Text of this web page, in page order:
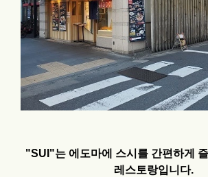
"SUI"는 에도마에 스시를 간편하게
레스토랑입니다.